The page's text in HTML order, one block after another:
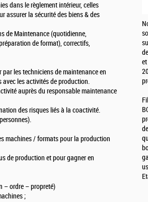
dans le règlement intérieur, celles
assurer la sécurité des biens & des
de Maintenance (quotidienne,
de format), correctifs,
les techniciens de maintenance en
avec les activités de production.
auprès du responsable maintenance
des risques liés à la coactivité.
machines / formats pour la production
de production et pour gagner en
– ordre – propreté)
;